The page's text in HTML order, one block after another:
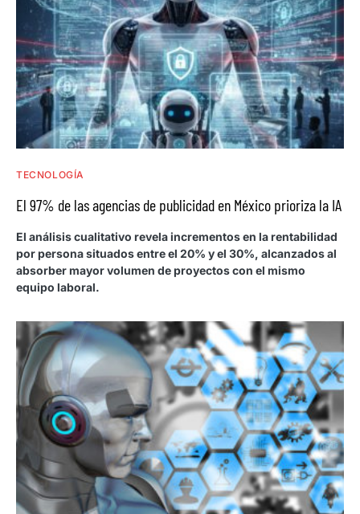
TECNOLOGÍA
El 97% de las agencias de publicidad en México prioriza la IA
El análisis cualitativo revela incrementos en la rentabilidad
por persona situados entre el 20% y el 30%, alcanzados al
absorber mayor volumen de proyectos con el mismo
equipo laboral.